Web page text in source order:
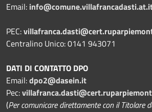
Email:
PEC:
Centralino Unico: 0141 943071
DATI DI CONTATTO DPO
Email:dpo2@dasein.it
Pec:
(Per comunicare direttamente con il Titolare